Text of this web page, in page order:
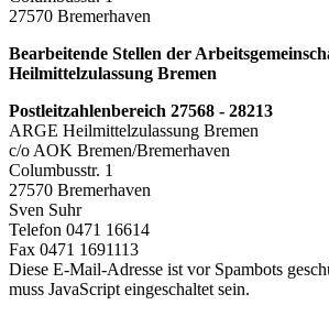
27570 Bremerhaven
Bearbeitende Stellen der
Heilmittelzulassung Bremen
Postleitzahlenbereich 27568 - 28213
ARGE Heilmittelzulassung Bremen
c/o AOK Bremen/Bremerhaven
Columbusstr. 1
27570 Bremerhaven
Sven Suhr
Telefon 0471 16614
Fax 0471 1691113
Diese E-Mail-Adresse ist vor Spambots
muss JavaScript eingeschaltet sein.